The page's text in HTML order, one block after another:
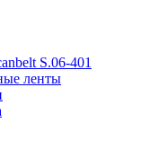
S.06-401
ленты